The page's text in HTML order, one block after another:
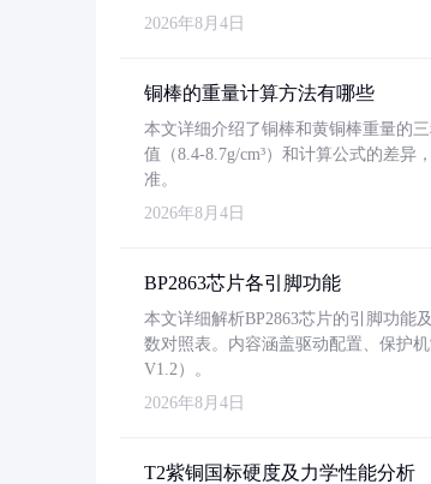
2026年8月4日
铜棒的重量计算方法有哪些
本文详细介绍了铜棒和黄铜棒重量的
值（8.4-8.7g/cm³）和计算公式的差异
准。
2026年8月4日
BP2863芯片各引脚功能
本文详细解析BP2863芯片的引脚功能
数对照表。内容涵盖驱动配置、保护
V1.2）。
2026年8月4日
T2紫铜国标硬度及力学性能分析